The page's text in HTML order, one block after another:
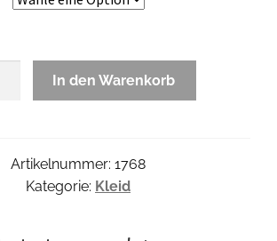
In den Warenkorb
Artikelnummer: 1768
Kategorie: Kleid